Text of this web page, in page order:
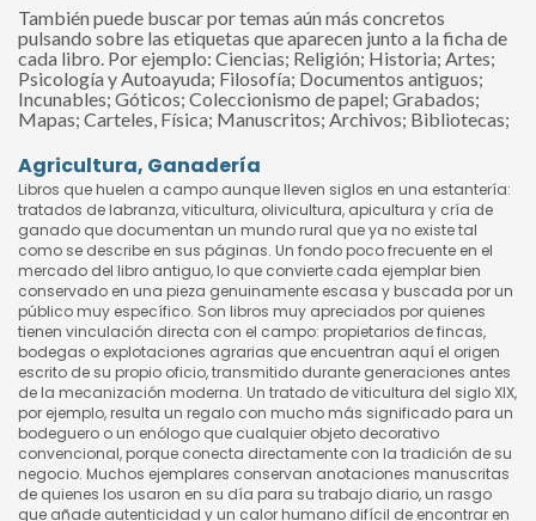
También puede buscar por temas aún más concretos
pulsando sobre las etiquetas que aparecen junto a la ficha de
cada libro. Por ejemplo: Ciencias; Religión; Historia; Artes;
Psicología y Autoayuda; Filosofía; Documentos antiguos;
Incunables; Góticos; Coleccionismo de papel; Grabados;
Mapas; Carteles, Física; Manuscritos; Archivos; Bibliotecas;
Agricultura, Ganadería
Libros que huelen a campo aunque lleven siglos en una estantería:
tratados de labranza, viticultura, olivicultura, apicultura y cría de
ganado que documentan un mundo rural que ya no existe tal
como se describe en sus páginas. Un fondo poco frecuente en el
mercado del libro antiguo, lo que convierte cada ejemplar bien
conservado en una pieza genuinamente escasa y buscada por un
público muy específico. Son libros muy apreciados por quienes
tienen vinculación directa con el campo: propietarios de fincas,
bodegas o explotaciones agrarias que encuentran aquí el origen
escrito de su propio oficio, transmitido durante generaciones antes
de la mecanización moderna. Un tratado de viticultura del siglo XIX,
por ejemplo, resulta un regalo con mucho más significado para un
bodeguero o un enólogo que cualquier objeto decorativo
convencional, porque conecta directamente con la tradición de su
negocio. Muchos ejemplares conservan anotaciones manuscritas
de quienes los usaron en su día para su trabajo diario, un rasgo
que añade autenticidad y un calor humano difícil de encontrar en